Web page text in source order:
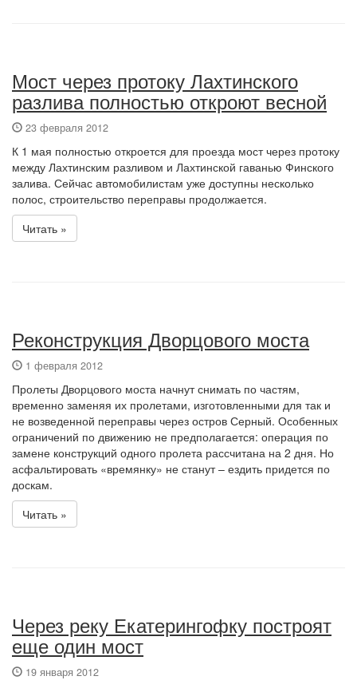
Мост через протоку Лахтинского
разлива полностью откроют весной
23 февраля 2012
К 1 мая полностью откроется для проезда мост через протоку
между Лахтинским разливом и Лахтинской гаванью Финского
залива. Сейчас автомобилистам уже доступны несколько
полос, строительство переправы продолжается.
Читать »
Реконструкция Дворцового моста
1 февраля 2012
Пролеты Дворцового моста начнут снимать по частям,
временно заменяя их пролетами, изготовленными для так и
не возведенной переправы через остров Серный. Особенных
ограничений по движению не предполагается: операция по
замене конструкций одного пролета рассчитана на 2 дня. Но
асфальтировать «времянку» не станут – ездить придется по
доскам.
Читать »
Через реку Екатерингофку построят
еще один мост
19 января 2012